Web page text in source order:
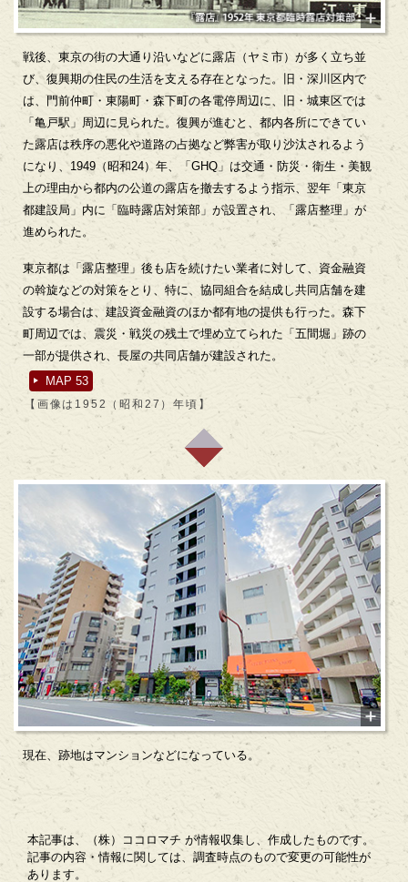
戦後、東京の街の大通り沿いなどに露店（ヤミ市）が多く立ち並
び、復興期の住民の生活を支える存在となった。旧・深川区内で
は、門前仲町・東陽町・森下町の各電停周辺に、旧・城東区では
「亀戸駅」周辺に見られた。復興が進むと、都内各所にできてい
た露店は秩序の悪化や道路の占拠など弊害が取り沙汰されるよう
になり、1949（昭和24）年、「GHQ」は交通・防災・衛生・美観
上の理由から都内の公道の露店を撤去するよう指示、翌年「東京
都建設局」内に「臨時露店対策部」が設置され、「露店整理」が
進められた。
東京都は「露店整理」後も店を続けたい業者に対して、資金融資
の斡旋などの対策をとり、特に、協同組合を結成し共同店舗を建
設する場合は、建設資金融資のほか都有地の提供も行った。森下
町周辺では、震災・戦災の残土で埋め立てられた「五間堀」跡の
一部が提供され、長屋の共同店舗が建設された。
MAP 53
【画像は1952（昭和27）年頃】
現在、跡地はマンションなどになっている。
本記事は、（株）ココロマチ が情報収集し、作成したものです。
記事の内容・情報に関しては、調査時点のもので変更の可能性が
あります。